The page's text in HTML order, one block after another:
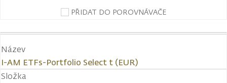
PŘIDAT DO POROVNÁVAČE
Název
I-AM ETFs-Portfolio Select t (EUR)
Složka